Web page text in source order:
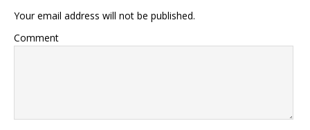
Your email address will not be published.
Comment